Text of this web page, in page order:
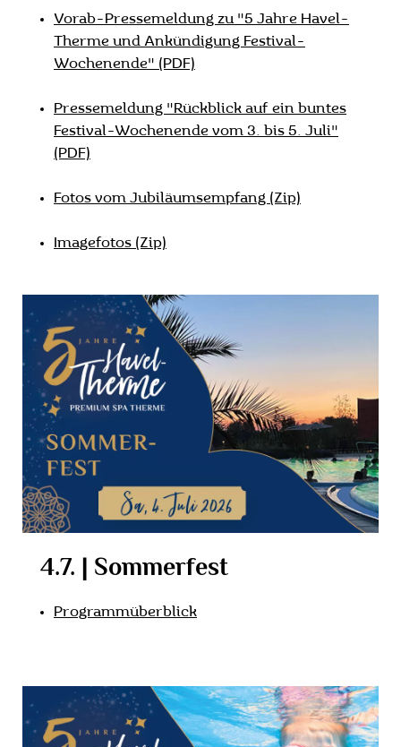
Vorab-Pressemeldung zu "5 Jahre Havel-
Therme und Ankündigung Festival-
Wochenende" (PDF)
Pressemeldung "Rückblick auf ein buntes
Festival-Wochenende vom 3. bis 5. Juli"
(PDF)
Fotos vom Jubiläumsempfang (Zip)
Imagefotos (Zip)
4.7. | Sommerfest
Programmüberblick